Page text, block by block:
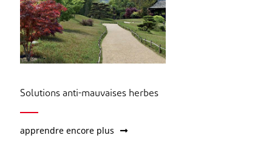
Solutions anti-mauvaises herbes
apprendre encore plus